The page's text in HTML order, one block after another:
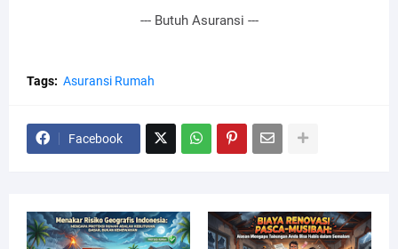
--- Butuh Asuransi ---
Tags: Asuransi Rumah
Facebook